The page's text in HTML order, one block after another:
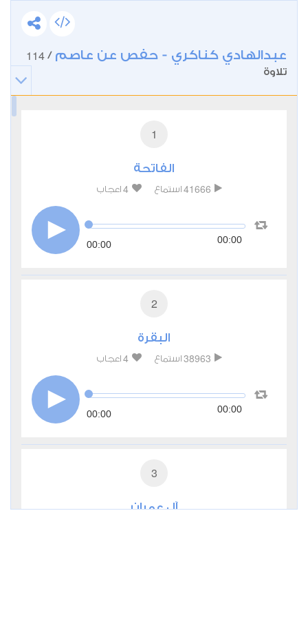
عبدالهادي كناكري - حفص عن عاصم /
114
تلاوة
1
الفاتحة
41666 استماع 4 اعجاب
00:00 00:00
2
البقرة
38963 استماع 4 اعجاب
00:00 00:00
3
آل عمران